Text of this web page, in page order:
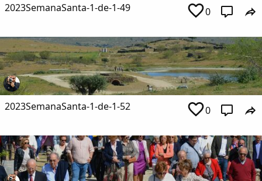
2023SemanaSanta-1-de-1-49 0
2023SemanaSanta-1-de-1-52 0